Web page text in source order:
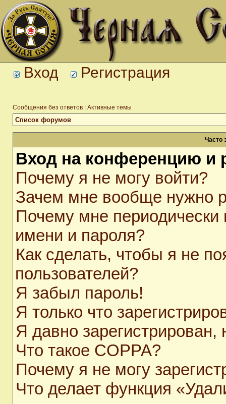
Вход Регистрация
Сообщения без ответов Активные темы
Список форумов
Часто
Вход на конференцию и
Почему я не могу войти?
Зачем мне вообще нужно
Почему мне периодически
имени и пароля?
Как сделать, чтобы я не
пользователей?
Я забыл пароль!
Я только что
Я давно
Что такое COPPA?
Почему я не могу
Что делает функция